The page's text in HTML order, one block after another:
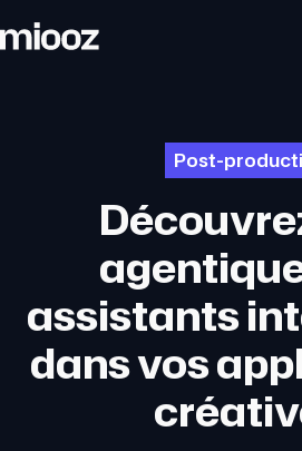
Post-
assistants
dans vos